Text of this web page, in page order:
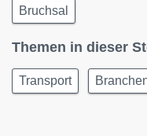
Bruchsal
Themen in dieser
Transport